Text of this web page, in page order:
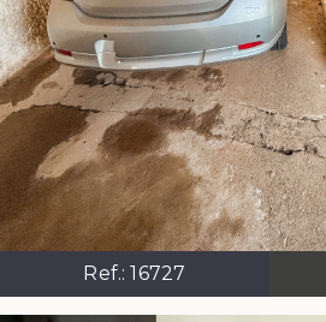
Ref.:16727